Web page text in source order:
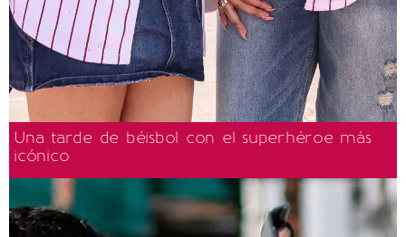
Una tarde de béisbol con el superhéroe más
icónico